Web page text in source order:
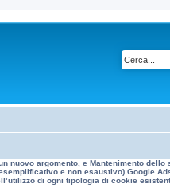
argomento, e Mantenimento dello
e non esaustivo) Google
di ogni tipologia di cookie